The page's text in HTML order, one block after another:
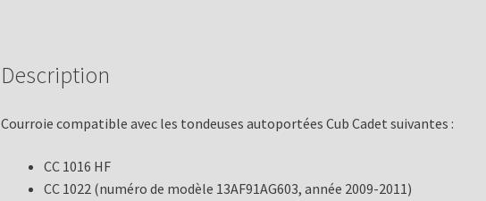
Description
Courroie compatible avec les tondeuses autoportées Cub Cadet suivantes :
CC 1016 HF
CC 1022 (numéro de modèle 13AF91AG603, année 2009-2011)